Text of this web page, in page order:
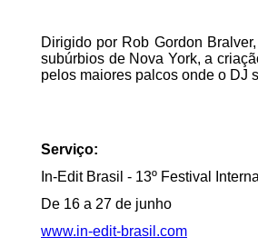
Dirigido por Rob Gordon
subúrbios de Nova York, a
pelos maiores palcos onde o DJ
Serviço:
In-Edit Brasil - 13º Festival
De 16 a 27 de junho
www.in-edit-brasil.com